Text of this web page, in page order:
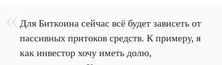
Для Биткоина сейчас всё будет зависеть от
пассивных притоков средств. К примеру, я
как инвестор хочу иметь долю,